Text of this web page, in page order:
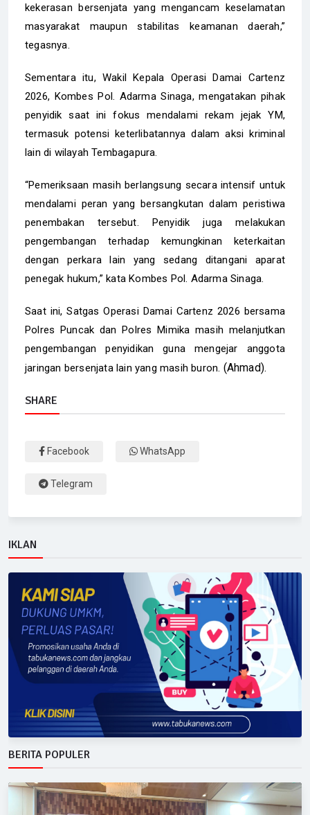
kekerasan bersenjata yang mengancam keselamatan
masyarakat maupun stabilitas keamanan daerah,”
tegasnya.
Sementara itu, Wakil Kepala Operasi Damai Cartenz
2026, Kombes Pol. Adarma Sinaga, mengatakan pihak
penyidik saat ini fokus mendalami rekam jejak YM,
termasuk potensi keterlibatannya dalam aksi kriminal
lain di wilayah Tembagapura.
“Pemeriksaan masih berlangsung secara intensif untuk
mendalami peran yang bersangkutan dalam peristiwa
penembakan tersebut. Penyidik juga melakukan
pengembangan terhadap kemungkinan keterkaitan
dengan perkara lain yang sedang ditangani aparat
penegak hukum,” kata Kombes Pol. Adarma Sinaga.
Saat ini, Satgas Operasi Damai Cartenz 2026 bersama
Polres Puncak dan Polres Mimika masih melanjutkan
pengembangan penyidikan guna mengejar anggota
jaringan bersenjata lain yang masih buron. (Ahmad).
SHARE
Facebook WhatsApp
Telegram
IKLAN
BERITA POPULER